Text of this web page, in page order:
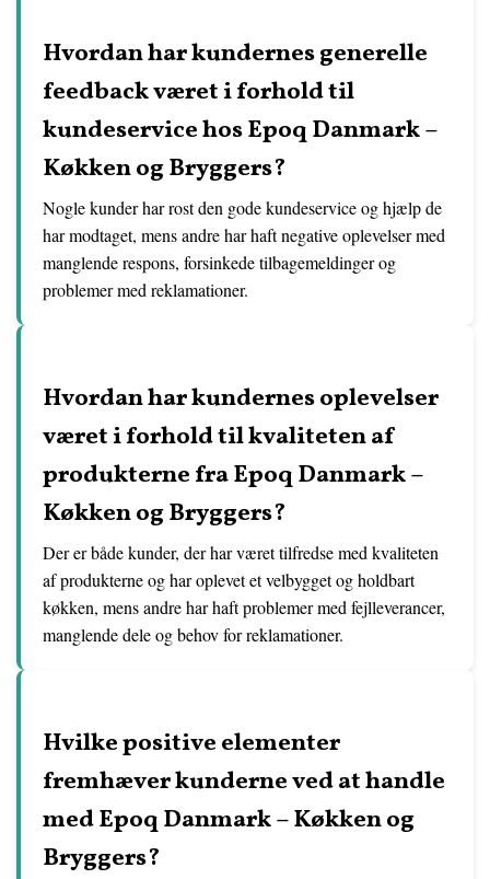
Hvordan har kundernes generelle
feedback været i forhold til
kundeservice hos Epoq Danmark –
Køkken og Bryggers?
Nogle kunder har rost den gode kundeservice og hjælp de
har modtaget, mens andre har haft negative oplevelser med
manglende respons, forsinkede tilbagemeldinger og
problemer med reklamationer.
Hvordan har kundernes oplevelser
været i forhold til kvaliteten af
produkterne fra Epoq Danmark –
Køkken og Bryggers?
Der er både kunder, der har været tilfredse med kvaliteten
af produkterne og har oplevet et velbygget og holdbart
køkken, mens andre har haft problemer med fejlleverancer,
manglende dele og behov for reklamationer.
Hvilke positive elementer
fremhæver kunderne ved at handle
med Epoq Danmark – Køkken og
Bryggers?